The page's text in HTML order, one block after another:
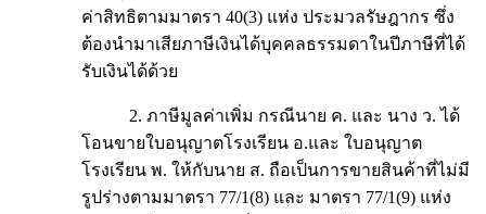
ค่าสิทธิตามมาตรา 40(3) แห่ง ประมวลรัษฎากร ซึ่ง
ต้องนำมาเสียภาษีเงินได้บุคคลธรรมดาในปีภาษีที่ได้
รับเงินได้ด้วย
2. ภาษีมูลค่าเพิ่ม กรณีนาย ค. และ นาง ว. ได้
โอนขายใบอนุญาตโรงเรียน อ.และ ใบอนุญาต
โรงเรียน พ. ให้กับนาย ส. ถือเป็นการขายสินค้าที่ไม่มี
รูปร่างตามมาตรา 77/1(8) และ มาตรา 77/1(9) แห่ง